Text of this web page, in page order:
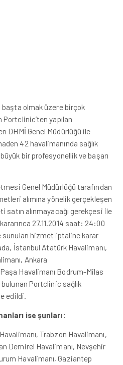
olmak üzere birçok
yapılan
DHMİ Genel Müdürlüğü ile
42 havalimanında sağlık
bir profesyonellik ve başarı
Genel Müdürlüğü tarafından
alımına yönelik gerçekleşen
alınmayacağı gerekçesi ile
27.11.2014 saat: 24:00
sunulan hizmet iptaline karar
İstanbul Atatürk Havalimanı,
Ankara
Havalimanı Bodrum-Milas
Portclinic sağlık
edildi.
ise şunları:
Trabzon Havalimanı,
Demirel Havalimanı, Nevşehir
Havalimanı, Gaziantep